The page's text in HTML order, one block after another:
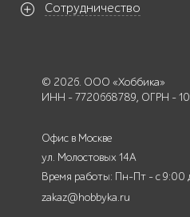
Сотрудничество
© 2026. ООО «Хоббика»
ИНН - 7720668789, ОГРН -
Офис в Москве
ул. Молостовых 14А
Время работы: Пн-Пт - с 9:00
zakaz@hobbyka.ru